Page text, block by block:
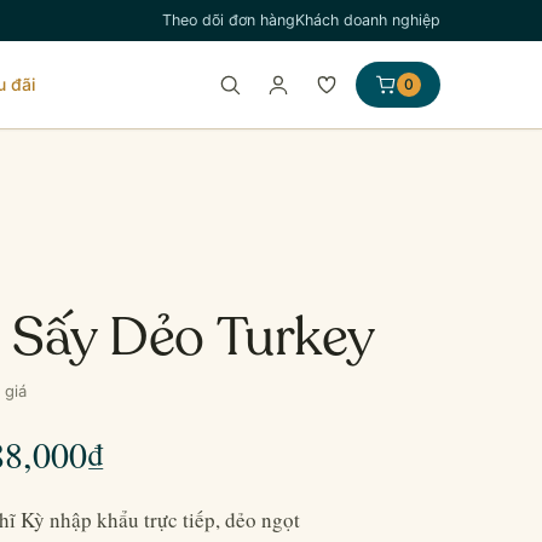
Theo dõi đơn hàngKhách doanh nghiệp
đãi 0
Dẻo Turkey
giá
₫Khoảng
giá:
Kỳ nhập khẩu trực tiếp, dẻo ngọt